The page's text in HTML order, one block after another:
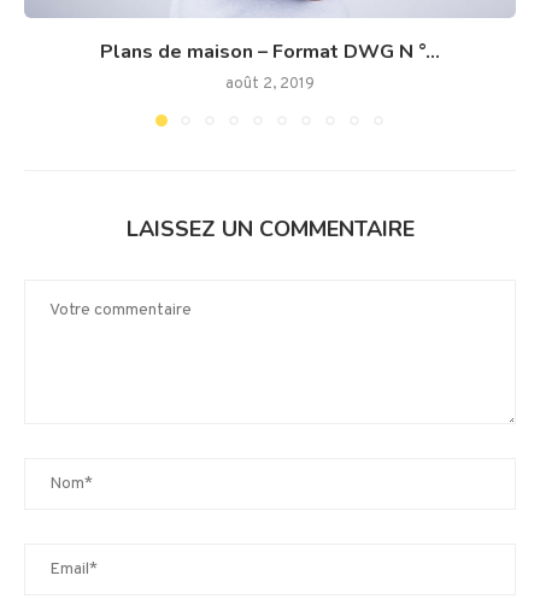
Plans de maison – Format DWG N °...
août 2, 2019
LAISSEZ UN COMMENTAIRE